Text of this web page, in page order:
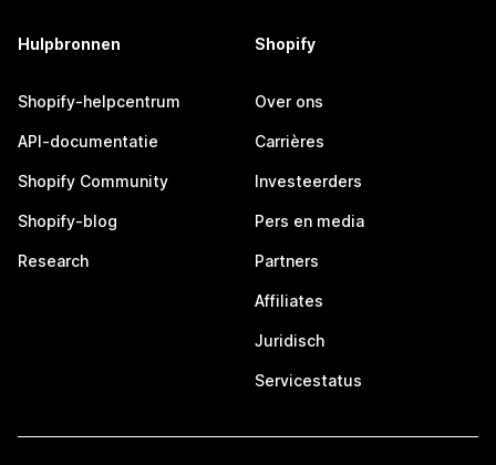
Hulpbronnen
Shopify-helpcentrum
API-documentatie
Shopify Community
Shopify-blog
Research
Shopify
Over ons
Carrières
Investeerders
Pers en media
Partners
Affiliates
Juridisch
Servicestatus